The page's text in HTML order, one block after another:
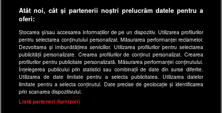
spynews.ro
useit.ro
retetefeldefel.ro
zutv.ro
Trends AntenaPLAY
AntenaPLAY
Acest site este creat si administrat de Digital Antena Group.
Atât noi, cât și partenerii noștri prelucrăm datele pentru a
oferi:
Stocarea și/sau accesarea informațiilor de pe un dispozitiv. Utilizarea profilurilor
pentru selectarea conținutului personalizat. Măsurarea performanței reclamelor.
Dezvoltarea și îmbunătățirea serviciilor. Utilizarea profilurilor pentru selectarea
publicității personalizate. Crearea profilurilor de conținut personalizat. Crearea
profilurilor pentru publicitate personalizată. Măsurarea performanței conținutului.
Înțelegerea publicului prin statistici sau combinații de date din surse diferite.
Utilizarea de date limitate pentru a selecta publicitatea. Utilizarea datelor
limitate pentru a selecta conținutul. Date precise de geolocație și identificarea
prin scanarea dispozitivului.
Listă parteneri (furnizori)